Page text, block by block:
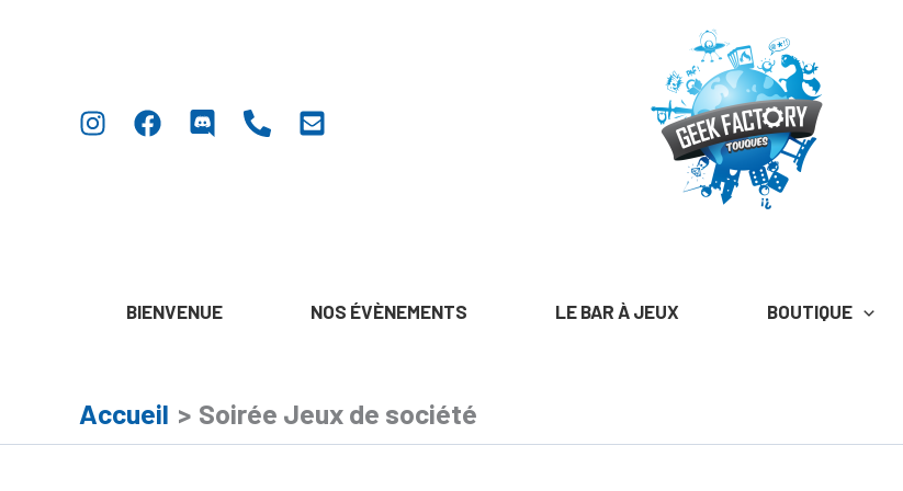
contenu
BIENVENUE NOS ÉVÈNEMENTS LE BAR À JEUX BOUTIQUE
Accueil Soirée Jeux de société
de